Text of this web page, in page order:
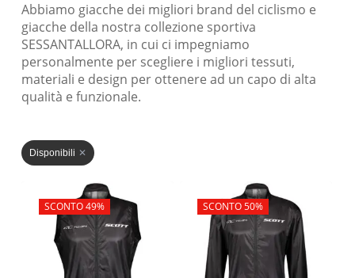
Abbiamo giacche dei migliori brand del ciclismo e
giacche della nostra collezione sportiva
SESSANTALLORA, in cui ci impegniamo
personalmente per scegliere i migliori tessuti,
materiali e design per ottenere ad un capo di alta
qualità e funzionale.
Disponibili
In offerta!
SCONTO 49% In offerta!
SCONTO 50%